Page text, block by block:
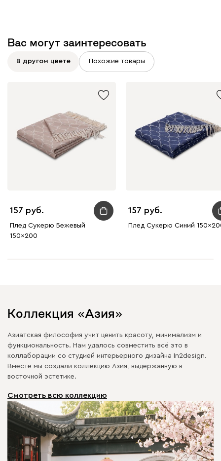
Вас могут заинтересовать
В другом цвете Похожие товары
157
Плед Сукерю Бежевый
150x200
157
Плед Сукерю Синий
Коллекция «Азия»
Азиатская философия учит ценить красоту, минимализм и
функциональность. Нам удалось совместить всё это в
коллаборации со студией интерьерного дизайна In2design.
Вместе мы создали коллекцию Азия, выдержанную в
восточной эстетике.
Смотреть всю коллекцию